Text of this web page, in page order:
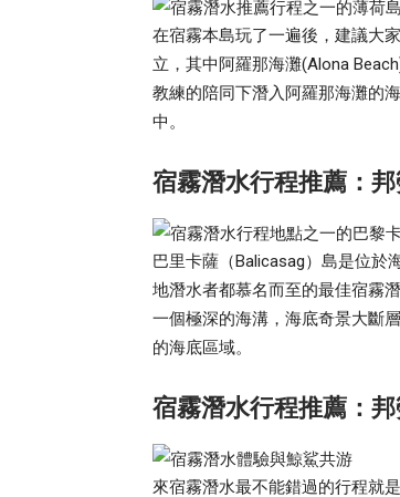
在宿霧本島玩了一遍後，建議大
立，其中阿羅那海灘(Alona
教練的陪同下潛入阿羅那海灘的
中。
宿霧潛水行程推薦：
巴里卡薩（Balicasag）島是位於
地潛水者都慕名而至的最佳宿霧
一個極深的海溝，海底奇景大斷
的海底區域。
宿霧潛水行程推薦：
來宿霧潛水最不能錯過的行程就